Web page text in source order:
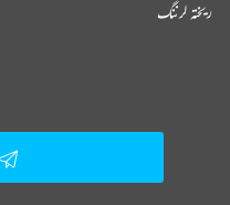
ریختہ لرننگ